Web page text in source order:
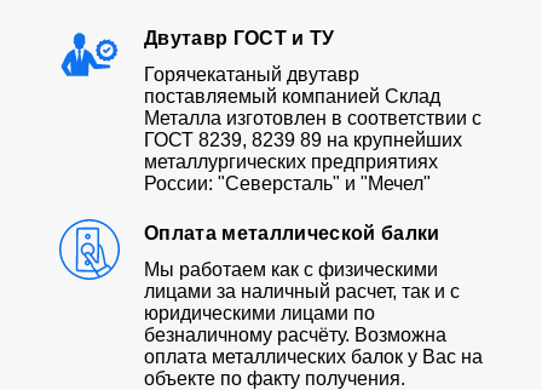
Двутавр ГОСТ и ТУ
Горячекатаный двутавр
поставляемый компанией Склад
Металла изготовлен в соответствии с
ГОСТ 8239, 8239 89 на крупнейших
металлургических предприятиях
России: "Северсталь" и "Мечел"
Оплата металлической балки
Мы работаем как с физическими
лицами за наличный расчет, так и с
юридическими лицами по
безналичному расчёту. Возможна
оплата металлических балок у Вас на
объекте по факту получения.